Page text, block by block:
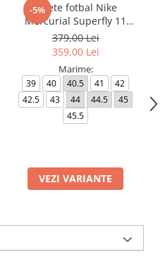
-5%
Ghete fotbal Nike
Mercurial Superfly 11
Club TF
379,00 Lei
359,00 Lei
Marime:
39 40 40.5 41
42
42.5
43 44 44.5
45
45.5
VEZI VARIANTE